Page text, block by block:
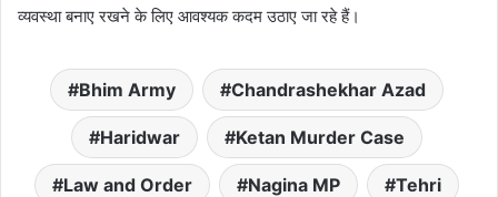
व्यवस्था बनाए रखने के लिए आवश्यक कदम उठाए जा रहे हैं।
Bhim Army Chandrashekhar Azad
Haridwar Ketan Murder Case
Law and Order Nagina MP Tehri